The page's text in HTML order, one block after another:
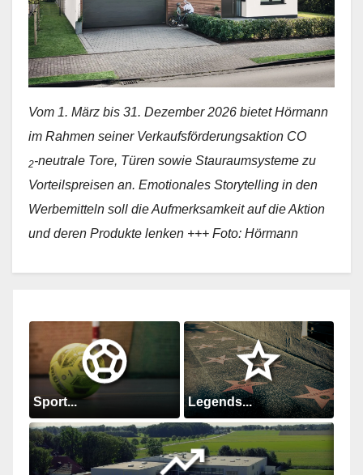
Vom 1. März bis 31. Dezember 2026 bietet Hörmann
im Rahmen seiner Verkaufsförderungsaktion CO
2-neutrale Tore, Türen sowie Stauraumsysteme zu
Vorteilspreisen an. Emotionales Storytelling in den
Werbemitteln soll die Aufmerksamkeit auf die Aktion
und deren Produkte lenken +++ Foto: Hörmann
Sport... Legends...